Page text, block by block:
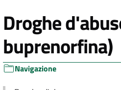
Droghe
buprenorfina)
Navigazione